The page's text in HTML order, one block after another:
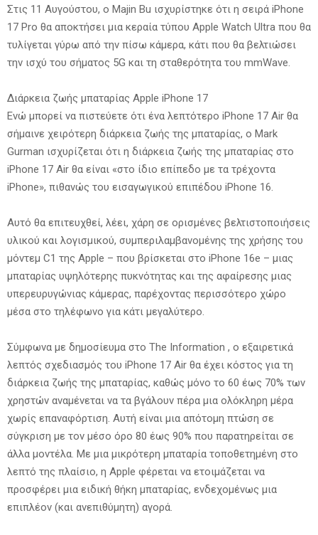
Στις 11 Αυγούστου, ο Majin Bu ισχυρίστηκε ότι η σειρά iPhone
17 Pro θα αποκτήσει μια κεραία τύπου Apple Watch Ultra που θα
τυλίγεται γύρω από την πίσω κάμερα, κάτι που θα βελτιώσει
την ισχύ του σήματος 5G και τη σταθερότητα του mmWave.
Διάρκεια ζωής μπαταρίας Apple iPhone 17
Ενώ μπορεί να πιστεύετε ότι ένα λεπτότερο iPhone 17 Air θα
σήμαινε χειρότερη διάρκεια ζωής της μπαταρίας, ο Mark
Gurman ισχυρίζεται ότι η διάρκεια ζωής της μπαταρίας στο
iPhone 17 Air θα είναι «στο ίδιο επίπεδο με τα τρέχοντα
iPhone», πιθανώς του εισαγωγικού επιπέδου iPhone 16.
Αυτό θα επιτευχθεί, λέει, χάρη σε ορισμένες βελτιστοποιήσεις
υλικού και λογισμικού, συμπεριλαμβανομένης της χρήσης του
μόντεμ C1 της Apple – που βρίσκεται στο iPhone 16e – μιας
μπαταρίας υψηλότερης πυκνότητας και της αφαίρεσης μιας
υπερευρυγώνιας κάμερας, παρέχοντας περισσότερο χώρο
μέσα στο τηλέφωνο για κάτι μεγαλύτερο.
Σύμφωνα με δημοσίευμα στο The Information , ο εξαιρετικά
λεπτός σχεδιασμός του iPhone 17 Air θα έχει κόστος για τη
διάρκεια ζωής της μπαταρίας, καθώς μόνο το 60 έως 70% των
χρηστών αναμένεται να τα βγάλουν πέρα μια ολόκληρη μέρα
χωρίς επαναφόρτιση. Αυτή είναι μια απότομη πτώση σε
σύγκριση με τον μέσο όρο 80 έως 90% που παρατηρείται σε
άλλα μοντέλα. Με μια μικρότερη μπαταρία τοποθετημένη στο
λεπτό της πλαίσιο, η Apple φέρεται να ετοιμάζεται να
προσφέρει μια ειδική θήκη μπαταρίας, ενδεχομένως μια
επιπλέον (και ανεπιθύμητη) αγορά.